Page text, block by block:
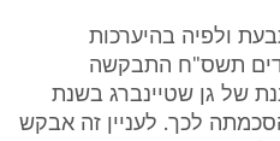
ולפיה בהיערכות
תשס"ח התבקשה
של גן שטיינברג בשנת
לכך. לעניין זה אבקש